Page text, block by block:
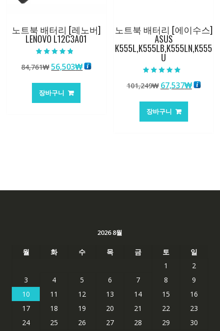
노트북 배터리 [레노버]
LENOVO L12C3A01
4.50
로 평가됨
84,761₩원
가
격:
56,503₩현
장바구니
노트북 배터리 [에이수스]
ASUS
K555L,K555LB,K555LN,K555
U
5.00
로 평가됨
101,249₩ 원
가
격:
67,537₩현
장바구니
2026 8월
월 화 수 목 금 토
일
1
2
3
4 5 6 7 8
9
10
11 12 13 14 15
16
17
18 19 20 21 22
23
24
25 26 27 28 29
30